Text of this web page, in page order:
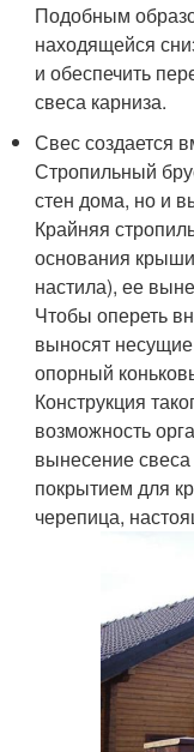
Подобным
находящейся
и обеспечить
свеса карниза.
Свес создается
Стропильный
стен дома, но и
Крайняя
основания
настила), ее
Чтобы опереть
выносят
опорный
Конструкция
возможность
вынесение
покрытием для
черепица,